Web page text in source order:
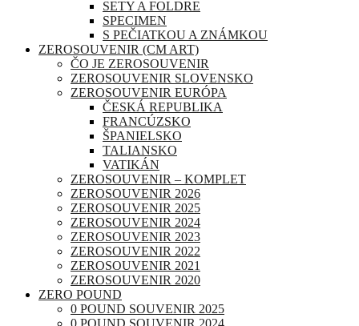
SETY A FOLDRE
SPECIMEN
S PEČIATKOU A ZNÁMKOU
ZEROSOUVENIR (CM ART)
ČO JE ZEROSOUVENIR
ZEROSOUVENIR SLOVENSKO
ZEROSOUVENIR EURÓPA
ČESKÁ REPUBLIKA
FRANCÚZSKO
ŠPANIELSKO
TALIANSKO
VATIKÁN
ZEROSOUVENIR – KOMPLET
ZEROSOUVENIR 2026
ZEROSOUVENIR 2025
ZEROSOUVENIR 2024
ZEROSOUVENIR 2023
ZEROSOUVENIR 2022
ZEROSOUVENIR 2021
ZEROSOUVENIR 2020
ZERO POUND
0 POUND SOUVENIR 2025
0 POUND SOUVENIR 2024